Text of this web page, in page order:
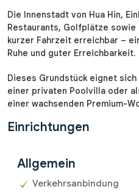
Die Innenstadt von Hua Hin,
Restaurants, Golfplätze
kurzer Fahrzeit erreichbar –
Ruhe und guter Erreichbarkeit.
Dieses Grundstück eignet
einer privaten Poolvilla oder
einer wachsenden Premium-
Einrichtungen
Allgemein
Verkehrsanbindung